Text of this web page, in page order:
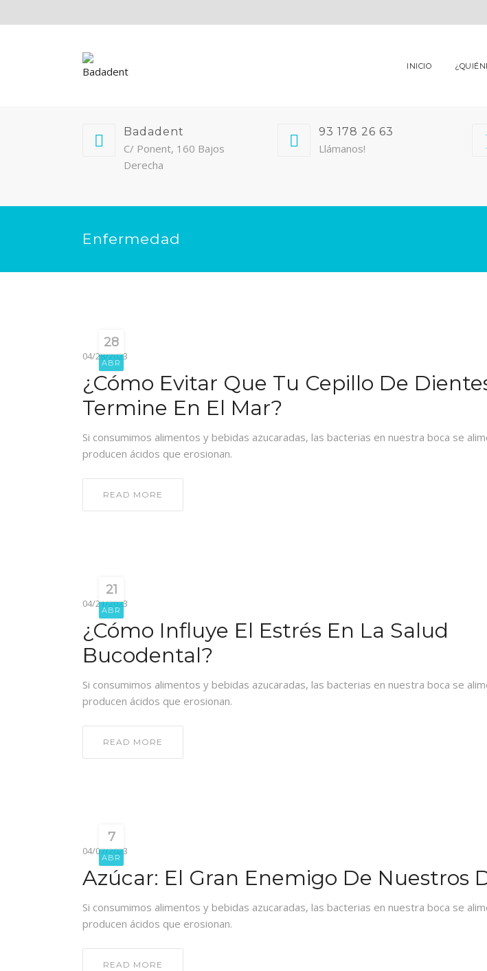
INICIO
Badadent
C/ Ponent, 160 Bajos
Derecha
93 178 26 63
Llámanos!
Enfermedad
28
ABR
04/28/2023
¿Cómo Evitar Que Tu Cepillo De
Termine En El Mar?
Si consumimos alimentos y bebidas azucaradas, las bacterias en nuestra boca se
producen ácidos que erosionan.
READ MORE
21
ABR
04/21/2023
¿Cómo Influye El Estrés En La Salud
Bucodental?
Si consumimos alimentos y bebidas azucaradas, las bacterias en nuestra boca se
producen ácidos que erosionan.
READ MORE
7
ABR
04/07/2023
Azúcar: El Gran Enemigo De Nuestros
Si consumimos alimentos y bebidas azucaradas, las bacterias en nuestra boca se
producen ácidos que erosionan.
READ MORE